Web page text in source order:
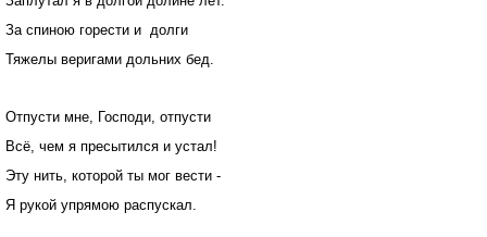
За спиною горести и долги
Тяжелы веригами дольних бед.
Отпусти мне, Господи, отпусти
Всё, чем я пресытился и устал!
Эту нить, которой ты мог вести -
Я рукой упрямою распускал.